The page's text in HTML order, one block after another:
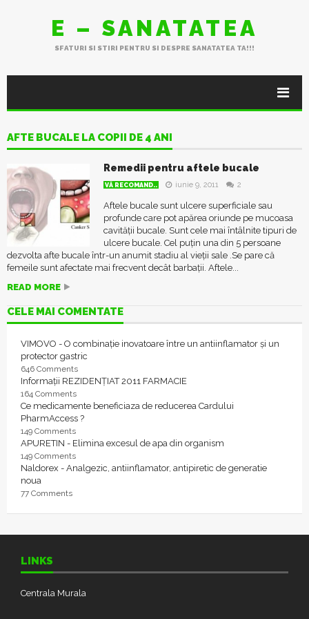
E – SANATATEA
SFATURI SI STIRI PENTRU SI DESPRE SANATATEA TA!!!
AFTE BUCALE LA COPII DE 4 ANI
Remedii pentru aftele bucale
VĂ RECOMAND.. iunie 9, 2011 2
Aftele bucale sunt ulcere superficiale sau
profunde care pot apărea oriunde pe mucoasa
cavității bucale. Sunt cele mai întâlnite tipuri de
ulcere bucale. Cel puțin una din 5 persoane
dezvolta afte bucale într-un anumit stadiu al vieții sale .Se pare că
femeile sunt afectate mai frecvent decât barbații. Aftele...
READ MORE
CELE MAI COMENTATE
VIMOVO - O combinație inovatoare între un antiinflamator și un
protector gastric
646 Comments
Informații REZIDENȚIAT 2011 FARMACIE
164 Comments
Ce medicamente beneficiaza de reducerea Cardului
PharmAccess ?
149 Comments
APURETIN - Elimina excesul de apa din organism
149 Comments
Naldorex - Analgezic, antiinflamator, antipiretic de generatie
noua
77 Comments
LINKS
Centrala Murala